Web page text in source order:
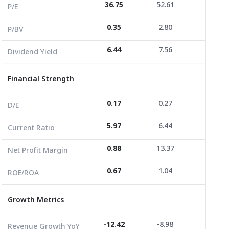
Dividend Yield
6.44 7.56
Financial Strength
D/E
Current Ratio
Growth Metrics
Revenue Growth YoY -12.42 -8.98
Revenue Growth 3Y
-21.45 -11.99
Revenue Growth 3Y CAGR
0.03 0.00
P/E 36.75 52.61
P/BV 0.35 2.80
Dividend Yield 6.44 7.56
Financial Strength
D/E 0.17 0.27
Current Ratio 5.97 6.44
Net Profit Margin 0.88 13.37
ROE/ROA 0.67 1.04
Growth Metrics
Revenue Growth YoY -12.42 -8.98